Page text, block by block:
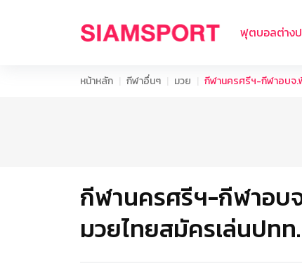
ฟุตบอลต่างป
หน้าหลัก กีฬาอื่นๆ มวย กีฬานครศรีฯ-กีฬาอบจ.
กีฬานครศรีฯ-กีฬาอบ
มวยไทยสมัครเล่นปทท.